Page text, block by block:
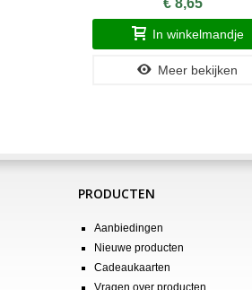
€ 8,65
In winkelmandje
Meer bekijken
PRODUCTEN
Aanbiedingen
Nieuwe producten
Cadeaukaarten
Vragen over producten